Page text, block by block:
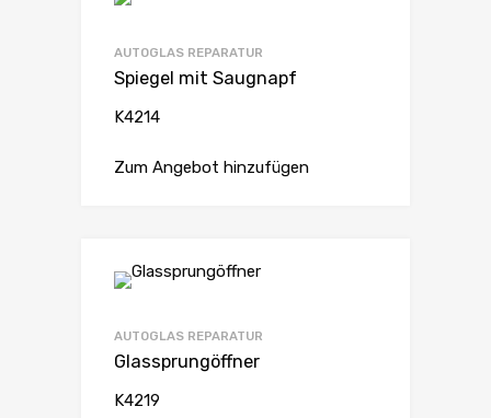
AUTOGLAS REPARATUR
Spiegel mit Saugnapf
K4214
Zum Angebot hinzufügen
AUTOGLAS REPARATUR
Glassprungöffner
K4219